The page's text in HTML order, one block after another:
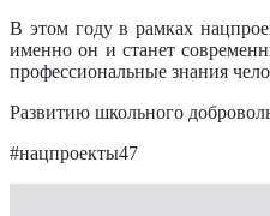
В этом году в рамках
именно он и станет
профессиональные знания
Развитию школьного
#нацпроекты47